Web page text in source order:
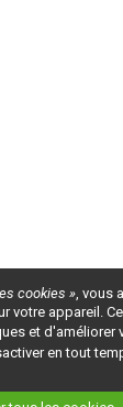
cookies », vous
votre appareil.
et d'améliorer
en tout